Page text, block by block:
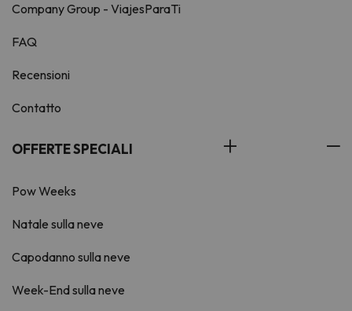
Company Group - ViajesParaTi
FAQ
Recensioni
Contatto
OFFERTE SPECIALI
Pow Weeks
Natale sulla neve
Capodanno sulla neve
Week-End sulla neve